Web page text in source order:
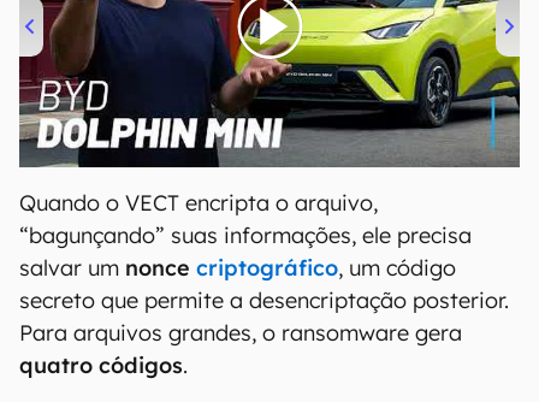
00:00/04:07
Quando o VECT encripta o arquivo,
“bagunçando” suas informações, ele precisa
salvar um nonce criptográfico, um código
secreto que permite a desencriptação posterior.
Para arquivos grandes, o ransomware gera
quatro códigos.